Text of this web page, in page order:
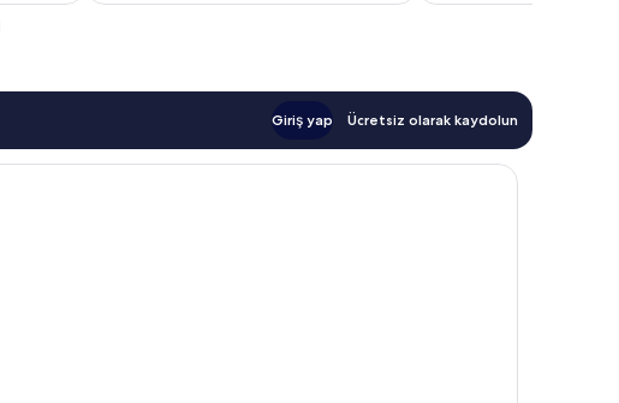
Giriş yap Ücretsiz olarak kaydolun